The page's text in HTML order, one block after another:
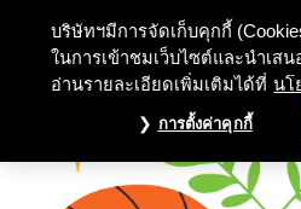
บริษัทฯมีการจัดเก็บคุกกี้
ในการเข้าชมเว็บไซต์และนำเส
อ่านรายละเอียดเพิ่มเติมได้ที่ นโ
การตั้งค่าคุกกี้